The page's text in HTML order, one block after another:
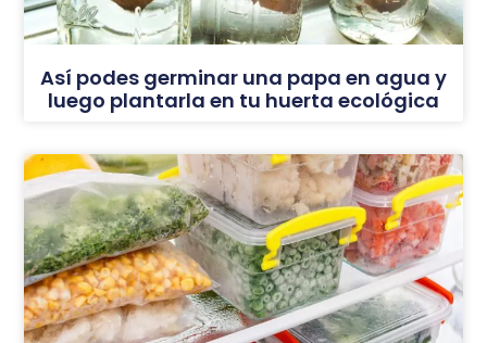
Así podes germinar una papa en agua y
luego plantarla en tu huerta ecológica